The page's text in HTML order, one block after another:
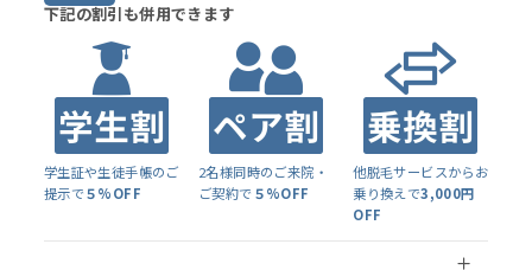
下記の割引も併用できます
学生証や生徒手帳のご
提示で５%OFF
2名様同時のご来院・
ご契約で ５%OFF
他脱毛サービスからお
乗り換えで3,000円
OFF